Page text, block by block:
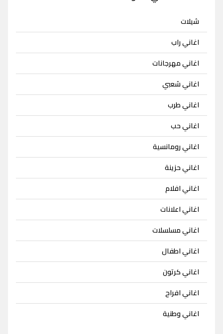
شيلات
اغاني راب
اغاني مهرجانات
اغاني شعبي
اغاني طرب
اغاني حب
اغاني رومانسية
اغاني حزينة
اغاني افلام
اغاني اعلانات
اغاني مسلسلات
اغاني اطفال
اغاني كرتون
اغاني افراح
اغاني وطنية